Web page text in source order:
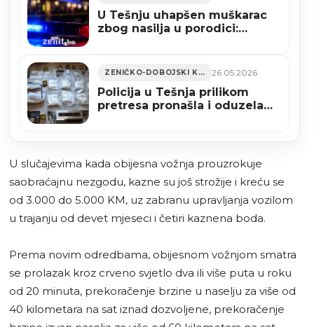
U Tešnju uhapšen muškarac
zbog nasilja u porodici:
ZENIČKO-DOBOJSKI KANTON 26.05.2026
Policija u Tešnja prilikom
pretresa pronašla i oduzela
U slučajevima kada obijesna vožnja prouzrokuje
saobraćajnu nezgodu, kazne su još strožije i kreću se
od 3.000 do 5.000 KM, uz zabranu upravljanja vozilom
u trajanju od devet mjeseci i četiri kaznena boda.
Prema novim odredbama, obijesnom vožnjom smatra
se prolazak kroz crveno svjetlo dva ili više puta u roku
od 20 minuta, prekoračenje brzine u naselju za više od
40 kilometara na sat iznad dozvoljene, prekoračenje